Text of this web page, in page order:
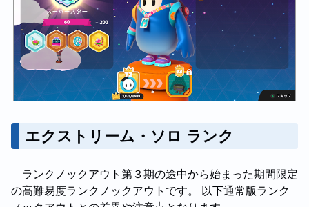
エクストリーム・ソロ ランク
ランクノックアウト第３期の途中から始まった期間限定
の高難易度ランクノックアウトです。 以下通常版ランク